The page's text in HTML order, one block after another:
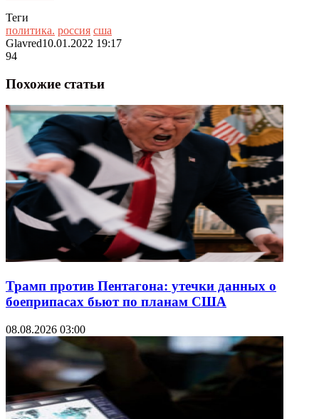
Теги
политика. россия сша
Glavred10.01.2022 19:17
94
Похожие статьи
Трамп против Пентагона: утечки данных о
боеприпасах бьют по планам США
08.08.2026 03:00